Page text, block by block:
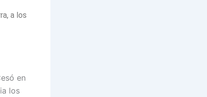
a los
en
los